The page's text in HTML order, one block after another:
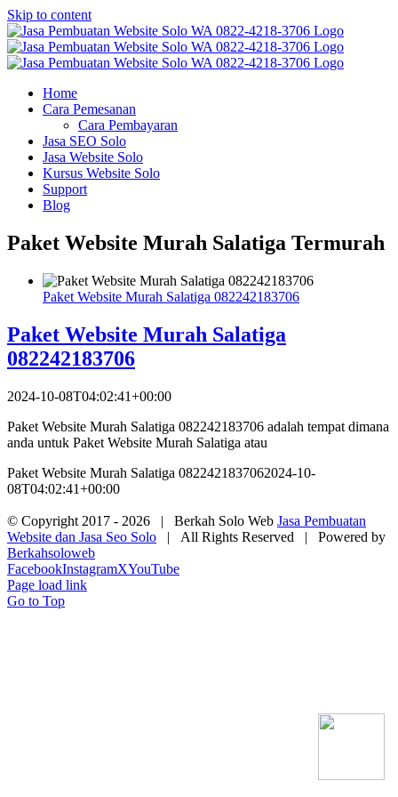
Skip to content
Home
Cara Pemesanan
Cara Pembayaran
Jasa SEO Solo
Jasa Website Solo
Kursus Website Solo
Support
Blog
Paket Website Murah Salatiga Termurah
Paket Website Murah Salatiga 082242183706
Paket Website Murah Salatiga
082242183706
2024-10-08T04:02:41+00:00
Paket Website Murah Salatiga 082242183706 adalah tempat dimana
anda untuk Paket Website Murah Salatiga atau
Paket Website Murah Salatiga 0822421837062024-10-
08T04:02:41+00:00
© Copyright 2017 - 2026 | Berkah Solo Web Jasa Pembuatan
Website dan Jasa Seo Solo | All Rights Reserved | Powered by
Berkahsoloweb
FacebookInstagramXYouTube
Page load link
Go to Top